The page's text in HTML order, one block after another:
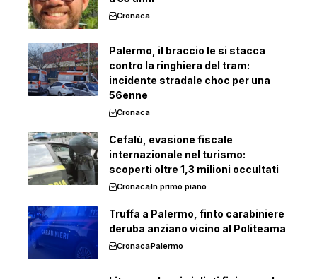
Cronaca
Palermo, il braccio le si stacca
contro la ringhiera del tram:
incidente stradale choc per una
56enne
Cronaca
Cefalù, evasione fiscale
internazionale nel turismo:
scoperti oltre 1,3 milioni occultati
CronacaIn primo piano
Truffa a Palermo, finto carabiniere
deruba anziano vicino al Politeama
CronacaPalermo